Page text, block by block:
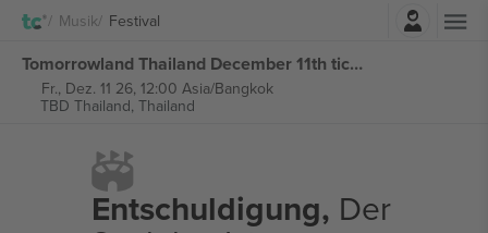
Musik Festival
Tomorrowland Thailand December 11th tickets
Fr., Dez. 11 26, 12:00 Asia/Bangkok
TBD Thailand, Thailand
Entschuldigung, Der